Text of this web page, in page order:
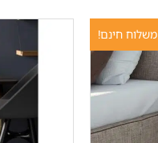
משלוח חינם!